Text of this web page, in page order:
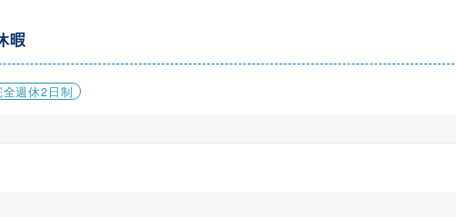
暇
全週休2日制